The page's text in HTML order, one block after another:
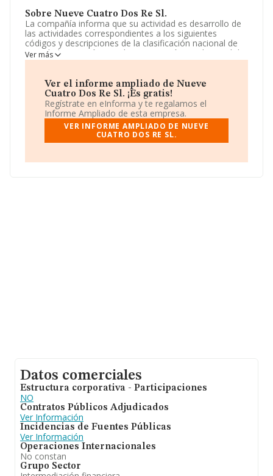
Sobre Nueve Cuatro Dos Re Sl.
La compañía informa que su actividad es desarrollo de
las actividades correspondientes a los siguientes
códigos y descripciones de la clasificación nacional de
actividades económicas: la participación en el capital de
otras entidades, independientemente de su objeto,
adquisición, p. La empresa es una Sociedad Limitada. Su
actividad CNAE es '%cnae%' con código 6421. La
empresa no tiene actividad en mercados exteriores.
La web eswww.elabuelocasares.com.
La compañíaNueve Cuatro Dos Re S.L, con número
Paseo Pereda núm. 31, (39004), en el municipio de
Ver más
Ver el informe ampliado de Nueve
Cuatro Dos Re Sl. ¡Es gratis!
Regístrate en eInforma y te regalamos el
Informe Ampliado de esta empresa.
VER INFORME AMPLIADO DE NUEVE
CUATRO DOS RE SL.
Datos comerciales
Estructura corporativa - Participaciones
NO
Contratos Públicos Adjudicados
Ver Información
Incidencias de Fuentes Públicas
Ver Información
Operaciones Internacionales
No constan
Grupo Sector